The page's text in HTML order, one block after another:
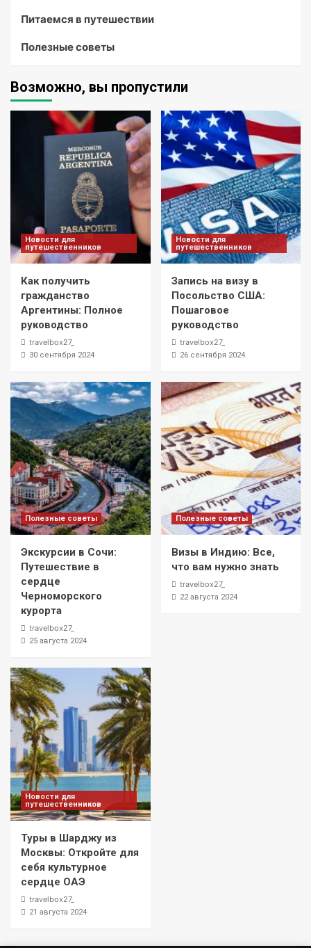
Питаемся в путешествии
Полезные советы
Возможно, вы пропустили
Новости для
путешественников
Как получить
гражданство
Аргентины: Полное
руководство
travelbox27_
30 сентября 2024
Новости для
путешественников
Запись на визу в
Посольство США:
Пошаговое
руководство
travelbox27_
26 сентября 2024
Полезные советы
Экскурсии в Сочи:
Путешествие в
сердце
Черноморского
курорта
travelbox27_
25 августа 2024
Полезные советы
Визы в Индию: Все,
что вам нужно знать
travelbox27_
22 августа 2024
Новости для
путешественников
Туры в Шарджу из
Москвы: Откройте для
себя культурное
сердце ОАЭ
travelbox27_
21 августа 2024